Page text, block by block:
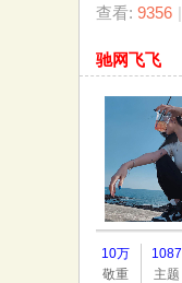
» ›
查看: 9356 |
驰网飞飞
10万
敬重
1087
主题